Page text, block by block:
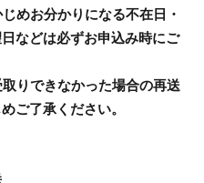
めお分かりになる不在日・
などは必ずお申込み時にご
りできなかった場合の再送
ご了承ください。